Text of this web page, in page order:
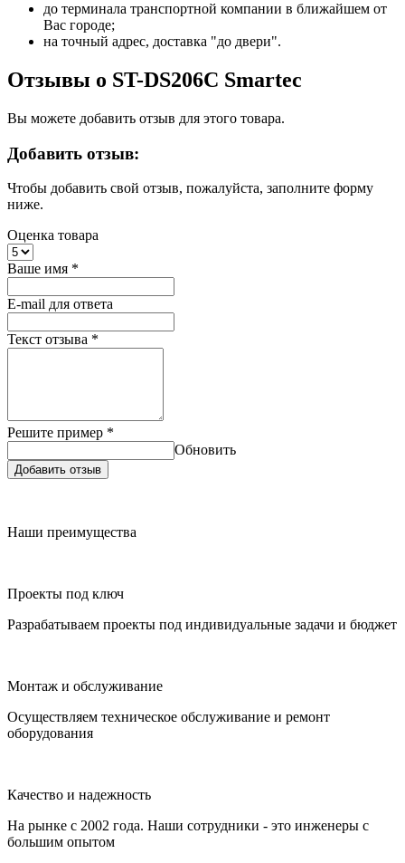
до терминала транспортной компании в ближайшем от
Вас городе;
на точный адрес, доставка "до двери".
Отзывы о ST-DS206C Smartec
Вы можете добавить отзыв для этого товара.
Добавить отзыв:
Чтобы добавить свой отзыв, пожалуйста, заполните форму
ниже.
Оценка товара
Ваше имя *
E-mail для ответа
Текст отзыва *
Решите пример *
Обновить
Добавить отзыв
Наши преимущества
Проекты под ключ
Разрабатываем проекты под индивидуальные задачи и бюджет
Монтаж и обслуживание
Осуществляем техническое обслуживание и ремонт
оборудования
Качество и надежность
На рынке с 2002 года. Наши сотрудники - это инженеры с
большим опытом